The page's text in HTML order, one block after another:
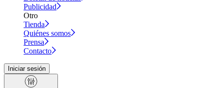
Publicidad
Otro
Tienda
Quiénes somos
Prensa
Contacto
Iniciar sesión